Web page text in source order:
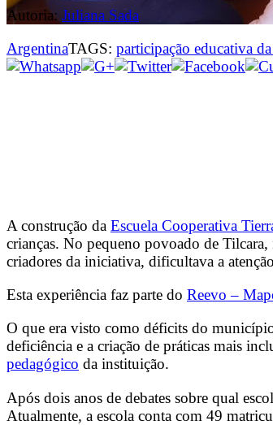
Autoria: Juliana Sada
ArgentinaTAGS: participação educativa
A construção da Escuela Cooperativa
crianças. No pequeno povoado de
criadores da iniciativa, dificultava a
Esta experiência faz parte do Reevo –
O que era visto como déficits do
deficiência e a criação de práticas mais
pedagógico da instituição.
Após dois anos de debates sobre qual
Atualmente, a escola conta com 49